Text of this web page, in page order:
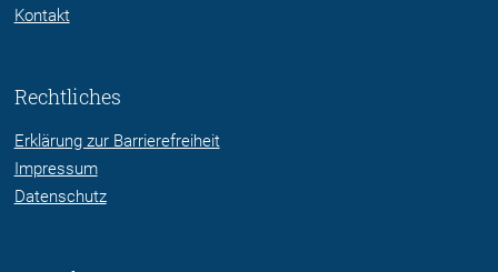
Kontakt
Rechtliches
Erklärung zur Barrierefreiheit
Impressum
Datenschutz